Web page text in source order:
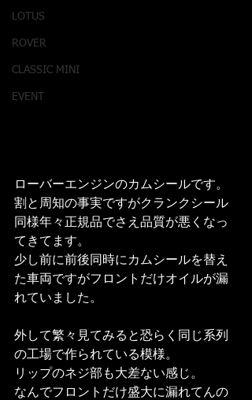
LOTUS
ROVER
CLASSIC MINI
EVENT
ローバーエンジンのカムシールです。
割と周知の事実ですがクランクシール
同様年々正規品でさえ品質が悪くなっ
てきてます。
少し前に前後同時にカムシールを替え
た車両ですがフロントだけオイルが漏
れていました。
外して繁々見てみると恐らく同じ系列
の工場で作られている模様。
リップのネジ部も大差ない感じ。
なんでフロントだけ盛大に漏れてんの